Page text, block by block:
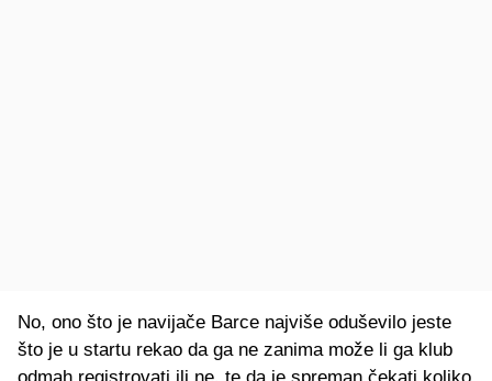
No, ono što je navijače Barce najviše oduševilo jeste
što je u startu rekao da ga ne zanima može li ga klub
odmah registrovati ili ne, te da je spreman čekati koliko